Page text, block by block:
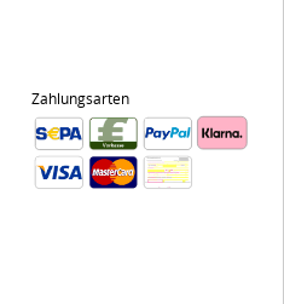
Zahlungsarten